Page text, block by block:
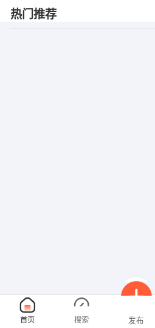
热门推荐
首页 搜索 发布